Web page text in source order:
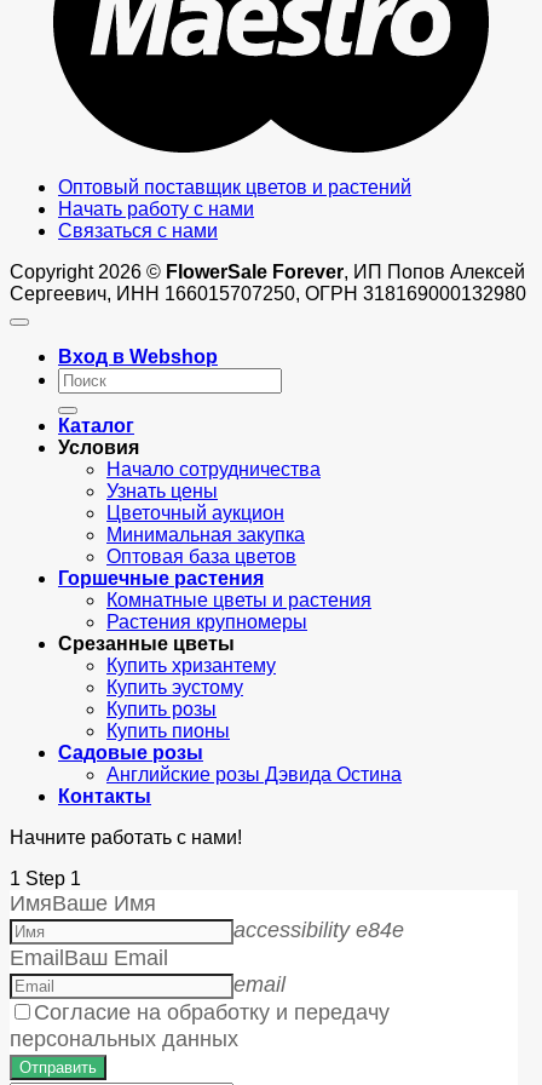
Оптовый поставщик цветов и растений
Начать работу с нами
Связаться с нами
Copyright 2026 © FlowerSale Forever, ИП Попов Алексей
Сергеевич, ИНН 166015707250, ОГРН 318169000132980
Вход в Webshop
Искать:
Каталог
Условия
Начало сотрудничества
Узнать цены
Цветочный аукцион
Минимальная закупка
Оптовая база цветов
Горшечные растения
Комнатные цветы и растения
Растения крупномеры
Срезанные цветы
Купить хризантему
Купить эустому
Купить розы
Купить пионы
Садовые розы
Английские розы Дэвида Остина
Контакты
Начните работать с нами!
1 Step 1
ИмяВаше Имя
accessibility e84e
EmailВаш Email
email
Согласие на обработку и передачу
персональных данных
Отправить